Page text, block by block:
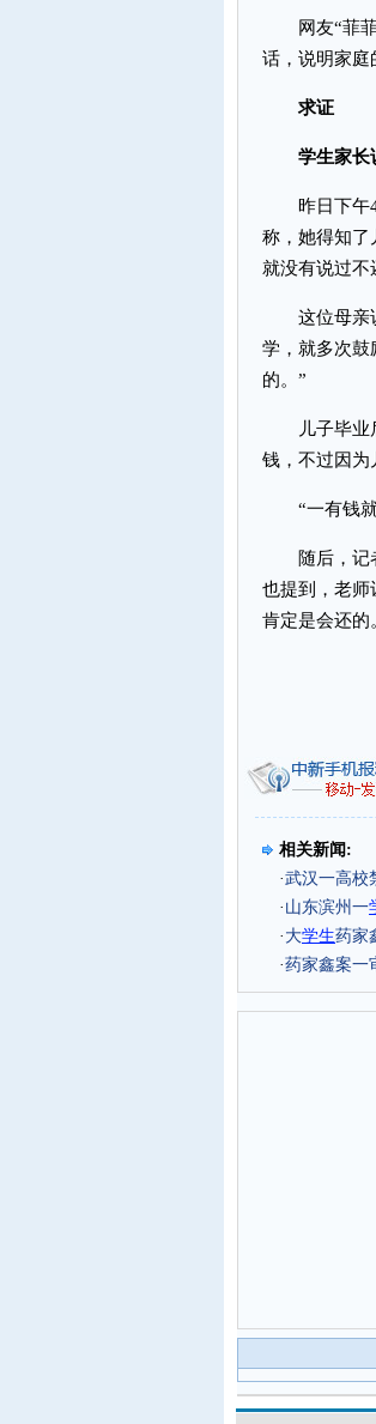
网友“菲菲”
话，说明家庭
求证
学生家长
昨日下午4
称，她得知了
就没有说过不
这位母亲说
学，就多次鼓
的。”
儿子毕业后
钱，不过因为
“一有钱就
随后，记者
也提到，老师
肯定是会还的
相关新闻:
·武汉一高校
· 山东滨州一
· 大学生药家
·药家鑫案一